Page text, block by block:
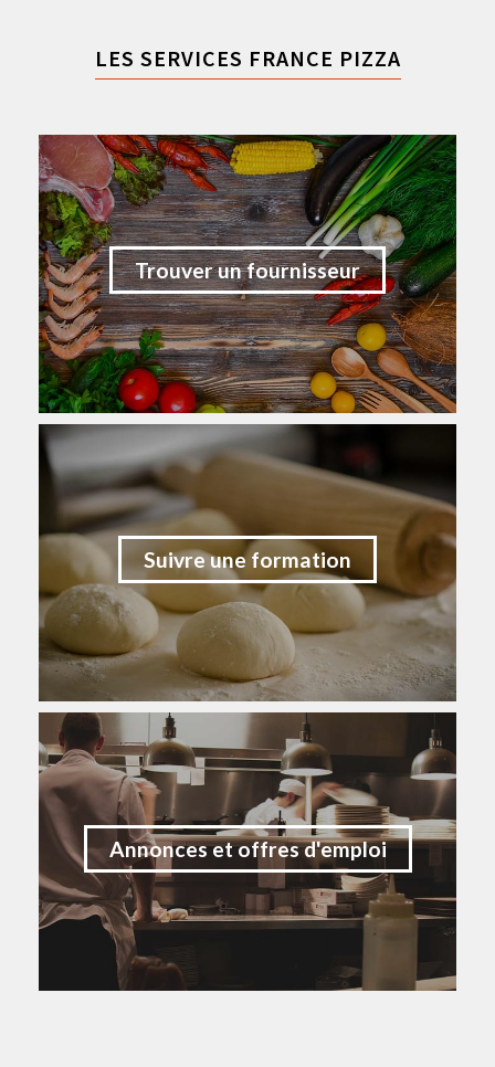
LES SERVICES FRANCE PIZZA
Trouver un fournisseur
Suivre une formation
Annonces et offres d'emploi